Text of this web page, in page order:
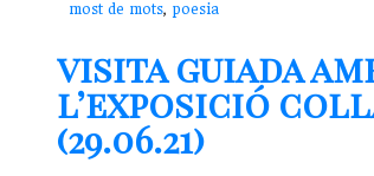
most de mots, poesia
visita guiada
l’exposició
(29.06.21)